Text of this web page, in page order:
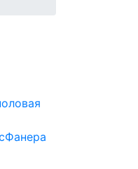
Фанера